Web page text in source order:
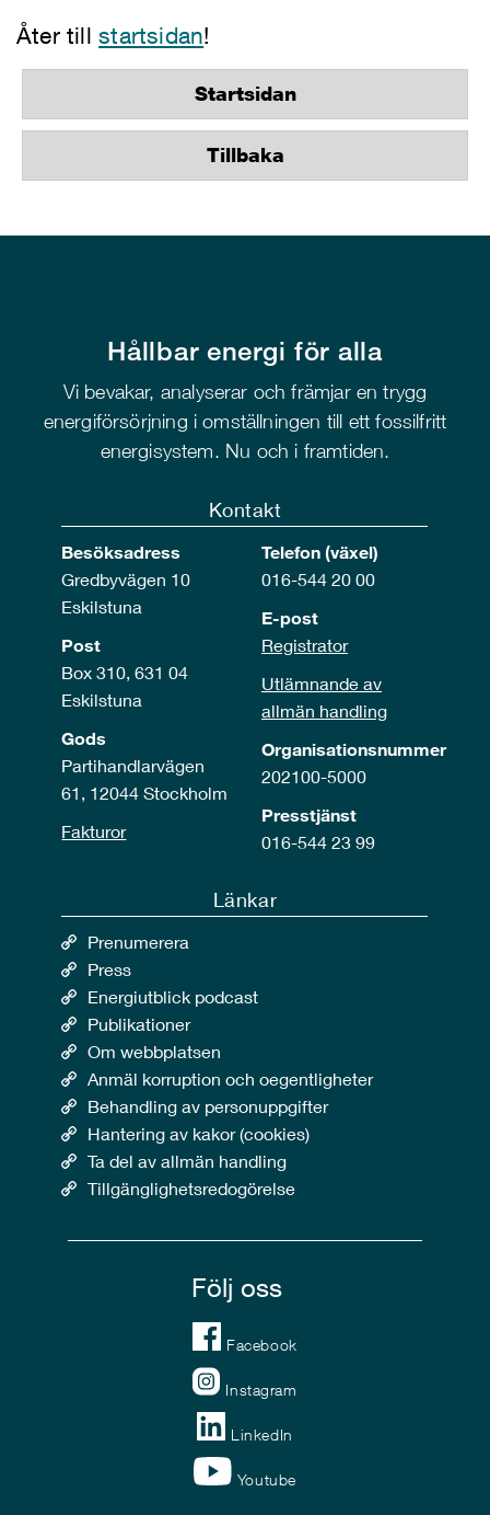
Åter tillstartsidan!
Startsidan
Tillbaka
Hållbar energi för alla
Vi bevakar, analyserar och främjar en trygg
energiförsörjning i omställningen till ett fossilfritt
energisystem. Nu och i framtiden.
Kontakt
Besöksadress
Gredbyvägen 10
Eskilstuna
Post
Box 310, 631 04
Eskilstuna
Gods
Partihandlarvägen
61, 12044 Stockholm
Fakturor
Telefon (växel)
016-544 20 00
E-post
Registrator
Utlämnande av
allmän handling
Organisationsnummer
202100-5000
Presstjänst
016-544 23 99
Länkar
Prenumerera
Press
Energiutblick podcast
Publikationer
Om webbplatsen
Anmäl korruption och oegentligheter
Behandling av personuppgifter
Hantering av kakor (cookies)
Ta del av allmän handling
Tillgänglighetsredogörelse
Följ oss
Facebook
Instagram
LinkedIn
Youtube